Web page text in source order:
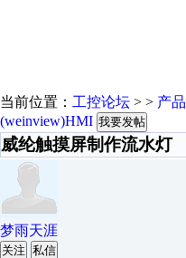
当前位置： 工控论坛 > > 产品
(weinview)HMI 我要发帖
威纶触摸屏制作流水灯
梦雨天涯
关注 私信